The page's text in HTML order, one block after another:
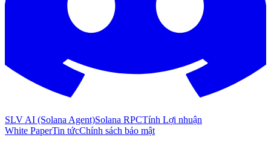
SLV AI (Solana Agent)Solana RPCTính Lợi nhuận
White PaperTin tứcChính sách bảo mật